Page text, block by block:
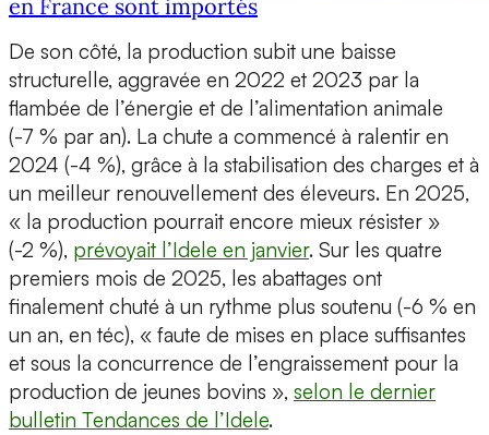
en France sont importés
De son côté, la production subit une baisse
structurelle, aggravée en 2022 et 2023 par la
flambée de l’énergie et de l’alimentation animale
(-7 % par an). La chute a commencé à ralentir en
2024 (-4 %), grâce à la stabilisation des charges et à
un meilleur renouvellement des éleveurs. En 2025,
« la production pourrait encore mieux résister »
(-2 %), prévoyait l’Idele en janvier. Sur les quatre
premiers mois de 2025, les abattages ont
finalement chuté à un rythme plus soutenu (-6 % en
un an, en téc), « faute de mises en place suffisantes
et sous la concurrence de l’engraissement pour la
production de jeunes bovins », selon le dernier
bulletin Tendances de l’Idele.